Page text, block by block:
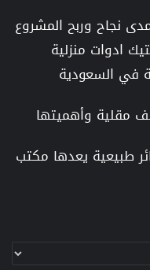
نجاح وربح المشروع
ادوات منزلية
في السعودية
وأهميتها
طبيعية يعدها مكتب